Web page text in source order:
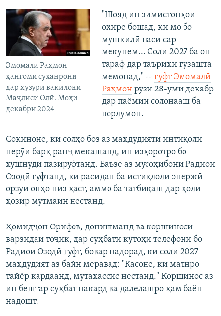
Эмомалӣ Раҳмон
ҳангоми суханронӣ
дар ҳузури вакилони
Маҷлиси Олӣ. Моҳи
декабри 2024
"Шояд ин зимистонҳои
охире бошад, ки мо бо
мушкилӣ паси сар
мекунем... Соли 2027 ба он
тараф дар таърихи гузашта
мемонад," -- гуфт Эмомалӣ
Раҳмонрӯзи 28-уми декабр
дар паёмии солонааш ба
порлумон.
Сокиноне, ки солҳо боз аз маҳдудияти интиқоли
нерӯи барқ ранҷ мекашанд, ин изҳоротро бо
хушнудӣ пазируфтанд. Баъзе аз мусоҳибони Радиои
Озодӣ гуфтанд, ки расидан ба истиқлоли энержӣ
орзуи онҳо низ ҳаст, аммо ба татбиқаш дар ҳоли
ҳозир мутмаин нестанд.
Ҳомидҷон Орифов, донишманд ва коршиноси
варзидаи тоҷик, дар суҳбати кӯтоҳи телефонӣ бо
Радиои Озодӣ гуфт, бовар надорад, ки соли 2027
маҳдудият аз байн меравад: "Касоне, ки матнро
тайёр кардаанд, мутахассис нестанд." Коршинос аз
ин бештар суҳбат накард ва далелашро ҳам баён
надошт.